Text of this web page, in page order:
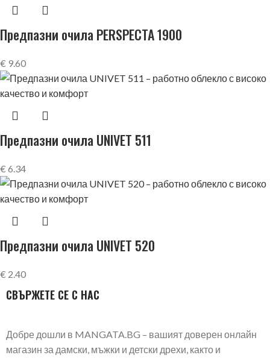
Предпазни очила PERSPECTA 1900
€ 9.60
Предпазни очила UNIVET 511
€ 6.34
Предпазни очила UNIVET 520
€ 2.40
СВЪРЖЕТЕ СЕ С НАС
Добре дошли в MANGATA.BG – вашият доверен онлайн
магазин за дамски, мъжки и детски дрехи, както и